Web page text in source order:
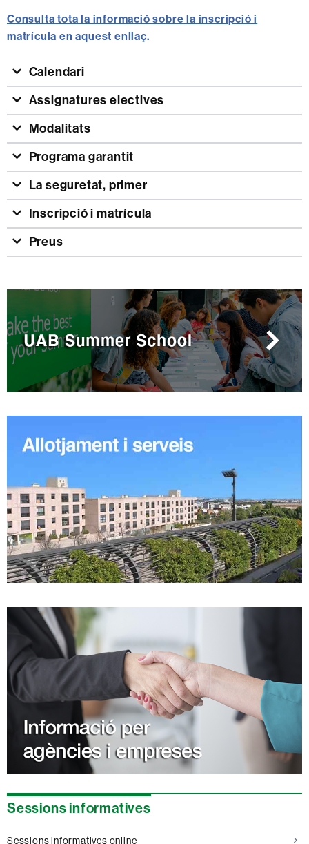
Consulta tota la informació sobre la inscripció i
matrícula en aquest enllaç.
Calendari
Assignatures electives
Modalitats
Programa garantit
La seguretat, primer
Inscripció i matrícula
Preus
Informació
complementària
Sessions informatives
Sessions informatives online